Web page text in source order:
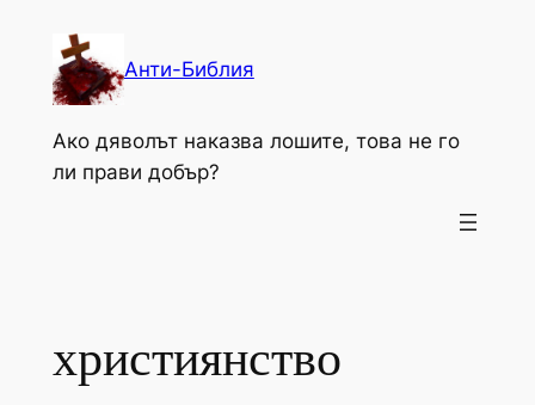
съдържанието
Анти-Библия
Ако дяволът наказва лошите, това не го
ли прави добър?
християнство